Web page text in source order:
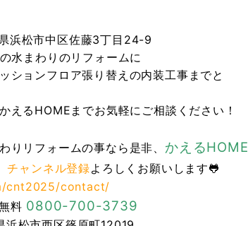
松市中区佐藤3丁目24-9
水まわりのリフォームに
ションフロア張り替えの内装工事までと
えるHOMEまでお気軽にご相談ください！
りリフォームの事なら是非、 かえるHOME
チャンネル登録よろしくお願いします🐸
cnt2025/contact/
料 0800-700-3739